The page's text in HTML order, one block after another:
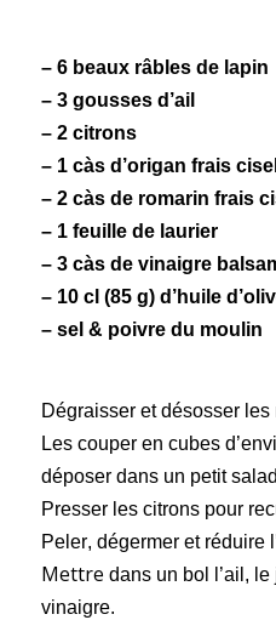
– 6 beaux râbles de lapin
– 3 gousses d’ail
– 2 citrons
– 1 càs d’origan frais
– 2 càs de romarin frais
– 1 feuille de laurier
– 3 càs de vinaigre
– 10 cl (85 g) d’huile
– sel & poivre du moulin
Dégraisseret désosser les
Les couperen cubes
déposer dans un petit
Presserles citrons pour
Peler, dégermer et réduire
Mettre dans un bol l’ail,
vinaigre.